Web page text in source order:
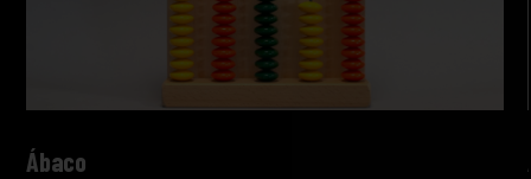
Ábaco